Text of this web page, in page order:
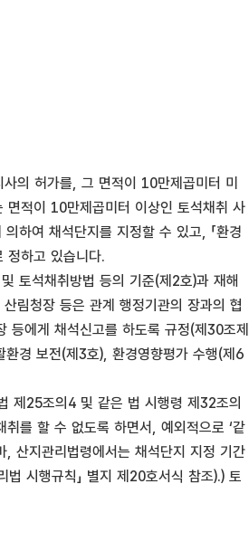
의 허가를, 그 면적이 10만제곱미터 미
면적이 10만제곱미터 이상인 토석채취 사
하여 채석단지를 지정할 수 있고, 「환경
정하고 있습니다.
토석채취방법 등의 기준(제2호)과 재해
림청장 등은 관계 행정기관의 장과의 협
등에게 채석신고를 하도록 규정(제30조제
경 보전(제3호), 환경영향평가 수행(제6
제25조의4 및 같은 법 시행령 제32조의
취를 할 수 없도록 하면서, 예외적으로 ‘같
산지관리법령에서는 채석단지 지정 기간
시행규칙」 별지 제20호서식 참조).) 토